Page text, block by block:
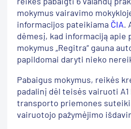
mokymus vairavimo
informacijos pateikiama ČIA.
dėmesį, kad informaciją apie
mokymus „Regitra“ gauna
papildomai daryti nieko
Pabaigus mokymus, reikės
padalinį dėl teisės vairuoti
transporto priemones
vairuotojo pažymėjimo